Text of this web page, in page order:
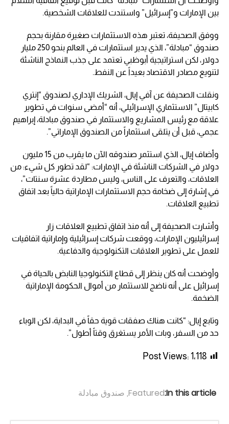
بين الإمارات و”إسرائيل” واستندت للعلاقات الشخصية.
ووفق الصحيفة، تعتبر هذه الاستثمارات صغيرة مقارنة بحجم
صندوق “مبادلة”، الذي يدير استثمارات في العالم بنحو 250 مليار
دولار، لكن استراتيجية أبوظبي تعتمد على جذب النماذج الناشئة
لتنويع مصادر الاقتصاد بعيداً عن النفط.
ونقلت الصحيفة عن آفي إيال، الشريك الإداري لصندوق “إنتري
كابيتال” الاستثماري الإسرائيلي، أنه “أمضى سنوات في تطوير
علاقة مع رئيس المشاريع والاستثمار في صندوق مبادلة، إبراهيم
عجمي، قبل أن يتلقى استثماراً من الصندوق الإماراتي”.
وأضاف إيال، الذي استثمر صندوقه الآن ما يقرب من 15 مليون
دولار في الشركات الناشئة في الإمارات: “لقد تطور كل شيء: من
العلاقات، والتعرف على الناس، وليس مطاردة عشرة سنتات”،
في إشارة إلى ضخامة حجم الاستثمارات الإماراتية حالياً بعد اتفاق
تطبيع العلاقات.
وأشارت الصحيفة إلى أنه منذ اتفاق تطبيع العلاقات زار
إسرائيليون الإمارات، ووقعت شركات إسرائيلية وإماراتية اتفاقيات
للعمل على تطوير العلاقات التكنولوجية والدفاعية.
وأوضحت أنه كان ينظر إلى قطاع التكنولوجيا النابض بالحياة في
إسرائيل على أنه ناضج للاستثمار من أموال الحكومة الإماراتية
الضخمة.
وتابع إيال: “كانت هناك صفقات قوية حقاً في البداية، لكن الوباء
حد من السفر، وبات الأمر يستغرق وقتاً أطول”.
Post Views: 1٬118
In this article:
Featured
, صندوق مبادلة